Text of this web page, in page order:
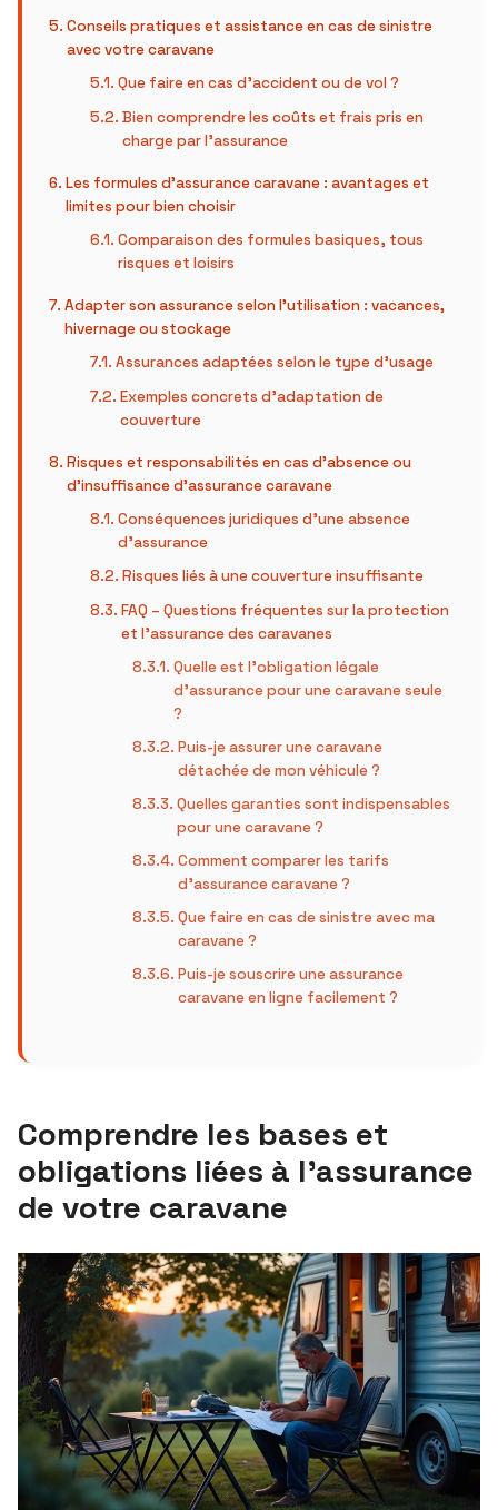
Conseils pratiques et assistance en cas de sinistre
avec votre caravane
Que faire en cas d’accident ou de vol ?
Bien comprendre les coûts et frais pris en
charge par l’assurance
Les formules d’assurance caravane : avantages et
limites pour bien choisir
Comparaison des formules basiques, tous
risques et loisirs
Adapter son assurance selon l’utilisation : vacances,
hivernage ou stockage
Assurances adaptées selon le type d’usage
Exemples concrets d’adaptation de
couverture
Risques et responsabilités en cas d’absence ou
d’insuffisance d’assurance caravane
Conséquences juridiques d’une absence
d’assurance
Risques liés à une couverture insuffisante
FAQ – Questions fréquentes sur la protection
et l’assurance des caravanes
Quelle est l’obligation légale
d’assurance pour une caravane seule
?
Puis-je assurer une caravane
détachée de mon véhicule ?
Quelles garanties sont indispensables
pour une caravane ?
Comment comparer les tarifs
d’assurance caravane ?
Que faire en cas de sinistre avec ma
caravane ?
Puis-je souscrire une assurance
caravane en ligne facilement ?
Comprendre les bases et
obligations liées à l’assurance
de votre caravane